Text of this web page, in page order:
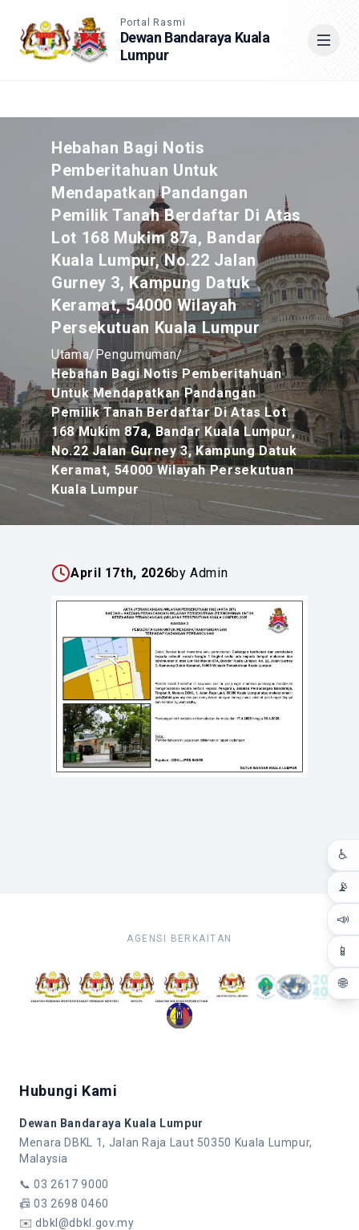
Portal Rasmi
Dewan Bandaraya Kuala
Lumpur
♿
📡
📣
📱
🌐
Hebahan Bagi Notis
Pemberitahuan Untuk
Mendapatkan Pandangan
Pemilik Tanah Berdaftar Di Atas
Lot 168 Mukim 87a, Bandar
Kuala Lumpur, No.22 Jalan
Gurney 3, Kampung Datuk
Keramat, 54000 Wilayah
Persekutuan Kuala Lumpur
Utama/Pengumuman/
Hebahan Bagi Notis Pemberitahuan
Untuk Mendapatkan Pandangan
Pemilik Tanah Berdaftar Di Atas Lot
168 Mukim 87a, Bandar Kuala Lumpur,
No.22 Jalan Gurney 3, Kampung Datuk
Keramat, 54000 Wilayah Persekutuan
Kuala Lumpur
April 17th, 2026by Admin
AGENSI BERKAITAN
Hubungi Kami
Dewan Bandaraya Kuala Lumpur
Menara DBKL 1, Jalan Raja Laut 50350 Kuala Lumpur,
Malaysia
📞03 2617 9000
📠03 2698 0460
✉️dbkl@dbkl.gov.my